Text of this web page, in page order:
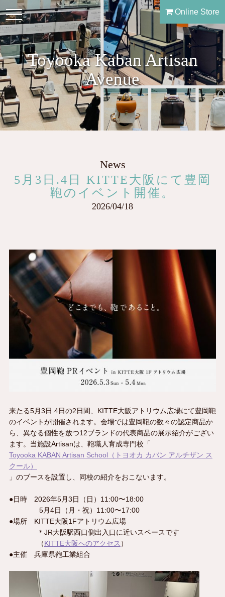
Online Store
Toyooka Kaban Artisan
Avenue
toggle
navigation
News
5月3日.4日 KITTE大阪にて豊岡
鞄のイベント開催。
2026/04/18
来たる5月3日.4日の2日間、KITTE大阪アトリウム広場にて豊岡鞄
のイベントが開催されます。会場では豊岡鞄の数々の認定商品か
ら、異なる個性を放つ12ブランドの代表商品の展示紹介がござい
ます。当施設Artisanは、鞄職人育成専門校「
Toyooka KABAN Artisan School（トヨオカ カバン アルチザン ス
クール）
」のブースを設置し、同校の紹介をおこないます。
●日時 2026年5月3日（日）11:00〜18:00
5月4日（月・祝）11:00〜17:00
●場所 KITTE大阪1Fアトリウム広場
＊JR大阪駅西口側出入口に近いスペースです
（KITTE大阪へのアクセス ）
●主催 兵庫県鞄工業組合